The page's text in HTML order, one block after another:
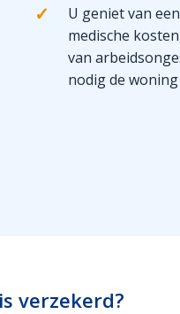
✓
U geniet van
medische
van
nodig de woning
verzekerd?